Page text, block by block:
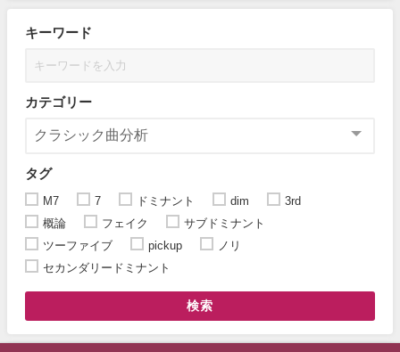
キーワード
カテゴリー
タグ
M7 7 ドミナント dim
3rd
概論
フェイク
サブドミナント
ツーファイブ
pickup
ノリ
セカンダリードミナント
検索